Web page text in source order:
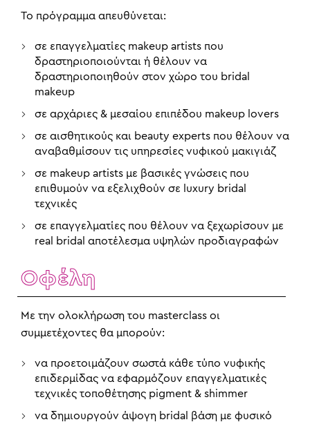
Το πρόγραμμα απευθύνεται:
σε επαγγελματίες makeup artists που
δραστηριοποιούνται ή θέλουν να
δραστηριοποιηθούν στον χώρο του bridal
makeup
σε αρχάριες & μεσαίου επιπέδου makeup lovers
σε αισθητικούς και beauty experts που θέλουν να
αναβαθμίσουν τις υπηρεσίες νυφικού μακιγιάζ
σε makeup artists με βασικές γνώσεις που
επιθυμούν να εξελιχθούν σε luxury bridal
τεχνικές
σε επαγγελματίες που θέλουν να ξεχωρίσουν με
real bridal αποτέλεσμα υψηλών προδιαγραφών
Οφέλη
Με την ολοκλήρωση του masterclass οι
συμμετέχοντες θα μπορούν:
να προετοιμάζουν σωστά κάθε τύπο νυφικής
επιδερμίδας να εφαρμόζουν επαγγελματικές
τεχνικές τοποθέτησης pigment & shimmer
να δημιουργούν άψογη bridal βάση με φυσικό